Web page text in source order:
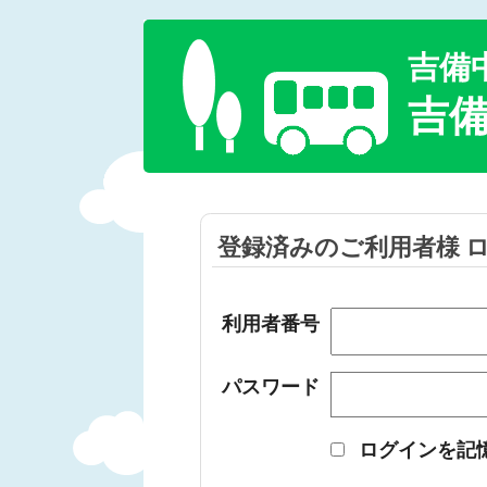
吉備
吉
登録済みのご利用者様
利用者番号
パスワード
ログインを記